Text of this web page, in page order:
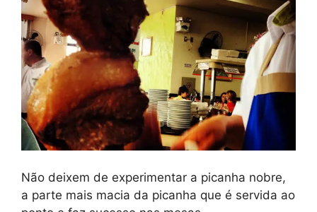
Não deixem de experimentar a picanha nobre,
a parte mais macia da picanha que é servida ao